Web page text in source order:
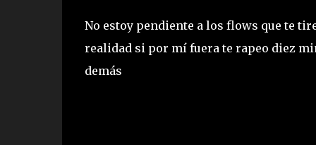
No estoy pendiente a los flows que te
realidad si por mí fuera te rapeo diez
demás